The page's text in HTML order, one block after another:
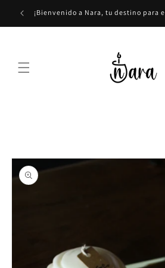
directamente
¡Bienvenido a Nara, tu destino para
del producto